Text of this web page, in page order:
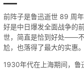
前阵子是鲁迅逝世 89 周
好是中日爆发全面战争的
世，简直是恰到好处——
尬，也落得了最大的实惠。
1930年代在上海期间，鲁